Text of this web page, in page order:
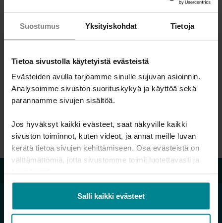
Suostumus Yksityiskohdat Tietoja
Tietoa sivustolla käytetyistä evästeistä
Evästeiden avulla tarjoamme sinulle sujuvan asioinnin.
Analysoimme sivuston suorituskykyä ja käyttöä sekä
parannamme sivujen sisältöä.
Jos hyväksyt kaikki evästeet, saat näkyville kaikki
sivuston toiminnot, kuten videot, ja annat meille luvan
kerätä tietoa sivujen kehittämiseen. Osa evästeistä on
välttämättömiä, jotta sivustomme toimii luotettavasti ja
Salli kaikki evästeet
Miten ottaa raha-asiat puheeksi asiakastyössä?
Talousneuvonnan välineitä ammattilaisille
Tulevat tapahtumat ja koulutukset
Kotoutuminen ja raha -verkkokurssi
Rahapeliongelma ja talous -verkkokurssi
Vauvaperheen raha-asiat puheeksi -verkkokurssi